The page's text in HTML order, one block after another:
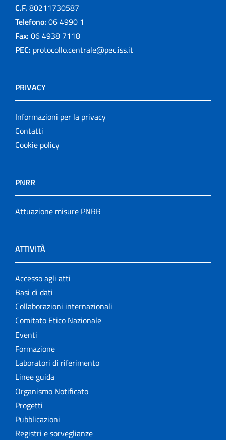
C.F. 80211730587
Telefono: 06 4990 1
Fax: 06 4938 7118
PEC: protocollo.centrale@pec.iss.it
PRIVACY
Informazioni per la privacy
Contatti
Cookie policy
PNRR
Attuazione misure PNRR
ATTIVITÀ
Accesso agli atti
Basi di dati
Collaborazioni internazionali
Comitato Etico Nazionale
Eventi
Formazione
Laboratori di riferimento
Linee guida
Organismo Notificato
Progetti
Pubblicazioni
Registri e sorveglianze